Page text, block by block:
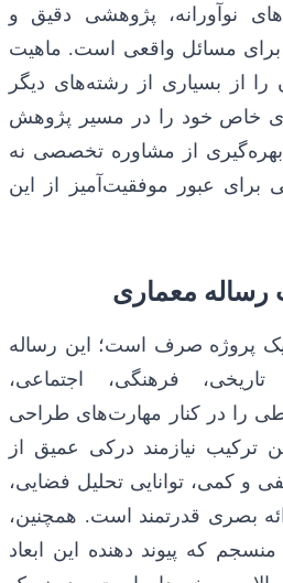
نوآورانه، پژوهشی دقیق و
مسائل واقعی است. ماهیت
را از بسیاری از رشته‌های دیگر
خاص خود را در مسیر پژوهش
بهره‌گیری از مشاوره تخصصی نه
برای عبور موفقیت‌آمیز از این
رساله معماری
یک پروژه صرف است؛ این رساله
فرهنگی، اجتماعی،
را در کنار مهارت‌های طراحی
ترکیب نیازمند درکی عمیق از
و کمی، توانایی تحلیل فضایی،
بصری قدرتمند است. همچنین،
که پیوند دهنده این ابعاد